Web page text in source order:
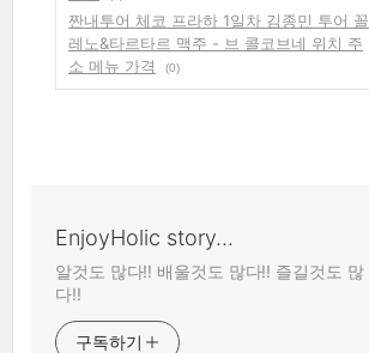
짠내투어 체코 프라하 1일차 김종민 투어 꼴
레노&타르타르 맥주 - 브 콜코브네 위치 주
소 메뉴 가격
(0)
EnjoyHolic story...
알것도 많다!! 배울것도 많다!! 즐길것도 많
다!!
구독하기